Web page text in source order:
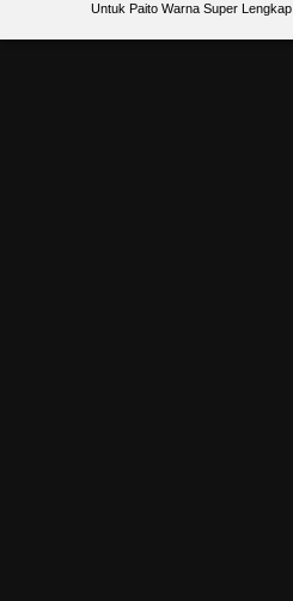
Untuk Paito Warna Super Lengkap